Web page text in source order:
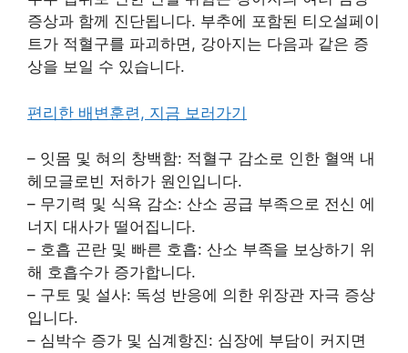
증상과 함께 진단됩니다. 부추에 포함된 티오설페이
트가 적혈구를 파괴하면, 강아지는 다음과 같은 증
상을 보일 수 있습니다.
편리한 배변훈련, 지금 보러가기
– 잇몸 및 혀의 창백함: 적혈구 감소로 인한 혈액 내
헤모글로빈 저하가 원인입니다.
– 무기력 및 식욕 감소: 산소 공급 부족으로 전신 에
너지 대사가 떨어집니다.
– 호흡 곤란 및 빠른 호흡: 산소 부족을 보상하기 위
해 호흡수가 증가합니다.
– 구토 및 설사: 독성 반응에 의한 위장관 자극 증상
입니다.
– 심박수 증가 및 심계항진: 심장에 부담이 커지면